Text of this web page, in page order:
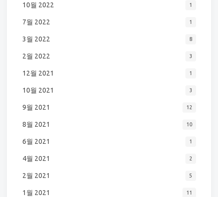
10월 2022 1
7월 2022 1
3월 2022 8
2월 2022 3
12월 2021 1
10월 2021 3
9월 2021 12
8월 2021 10
6월 2021 1
4월 2021 2
2월 2021 5
1월 2021 11